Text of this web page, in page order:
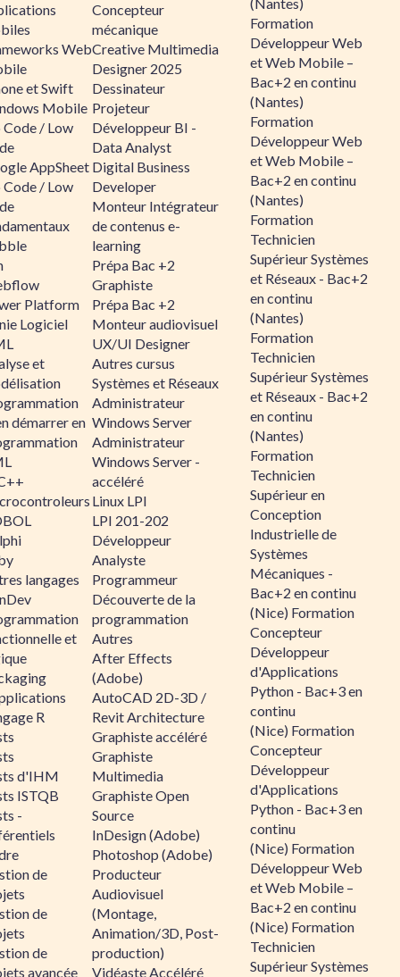
Web
et Swift
Mobile
/ Low
AppSheet
/ Low
Platform
Logiciel
et
démarrer en
langages
et
R
d'IHM
ISTQB
-
de
de
de
avancée
Concepteur
mécanique
Creative Multimedia
Designer 2025
Dessinateur
Projeteur
Développeur BI -
Data Analyst
Digital Business
Developer
Monteur Intégrateur
de contenus e-
learning
Prépa Bac +2
Graphiste
Prépa Bac +2
Monteur audiovisuel
UX/UI Designer
Autres cursus
Systèmes et Réseaux
Administrateur
Windows Server
Administrateur
Windows Server -
accéléré
Linux LPI
LPI 201-202
Développeur
Analyste
Programmeur
Découverte de la
programmation
Autres
After Effects
(Adobe)
AutoCAD 2D-3D /
Revit Architecture
Graphiste accéléré
Graphiste
Multimedia
Graphiste Open
Source
InDesign (Adobe)
Photoshop (Adobe)
Producteur
Audiovisuel
(Montage,
Animation/3D, Post-
production)
Vidéaste Accéléré
Formation
Développeur Web
et Web Mobile –
Bac+2 en continu
(Nantes)
Formation
Développeur Web
et Web Mobile –
Bac+2 en continu
(Nantes)
Formation
Technicien
Supérieur Systèmes
et Réseaux - Bac+2
en continu
(Nantes)
Formation
Technicien
Supérieur Systèmes
et Réseaux - Bac+2
en continu
(Nantes)
Formation
Technicien
Supérieur en
Conception
Industrielle de
Systèmes
Mécaniques -
Bac+2 en continu
(Nice) Formation
Concepteur
Développeur
d'Applications
Python - Bac+3 en
continu
(Nice) Formation
Concepteur
Développeur
d'Applications
Python - Bac+3 en
continu
(Nice) Formation
Développeur Web
et Web Mobile –
Bac+2 en continu
(Nice) Formation
Technicien
Supérieur Systèmes